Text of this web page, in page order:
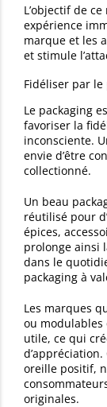
L’objectif de
expérience
marque et les
et stimule
Fidéliser par le
Le packaging
favoriser la
inconsciente.
envie d’être
collectionné.
Un beau
réutilisé pour
épices,
prolonge ainsi
dans le
packaging à
Les marques
ou
utile, ce qui
oreille positif,
originales.